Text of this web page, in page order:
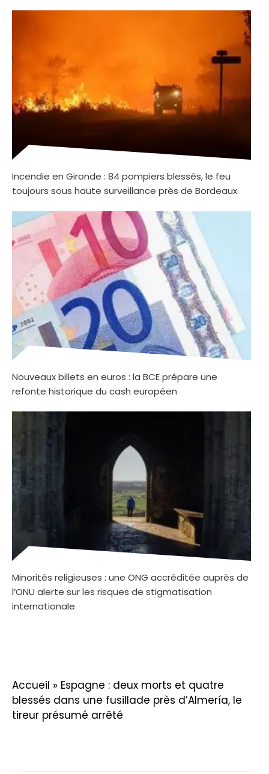
Incendie en Gironde : 84 pompiers blessés, le feu
toujours sous haute surveillance près de Bordeaux
Nouveaux billets en euros : la BCE prépare une
refonte historique du cash européen
Minorités religieuses : une ONG accréditée auprès de
l’ONU alerte sur les risques de stigmatisation
internationale
Accueil » Espagne : deux morts et quatre
blessés dans une fusillade près d’Almería, le
tireur présumé arrêté